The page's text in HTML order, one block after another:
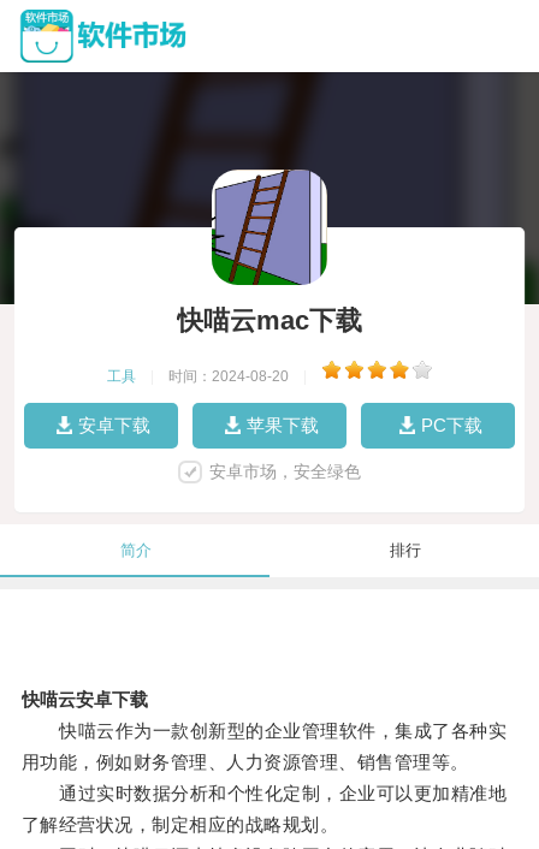
快喵云mac下载
工具 时间：2024-08-20
安卓下载 苹果下载 PC下载
安卓市场，安全绿色
简介 排行
快喵云安卓下载
快喵云作为一款创新型的企业管理软件，集成了各种实
用功能，例如财务管理、人力资源管理、销售管理等。
通过实时数据分析和个性化定制，企业可以更加精准地
了解经营状况，制定相应的战略规划。